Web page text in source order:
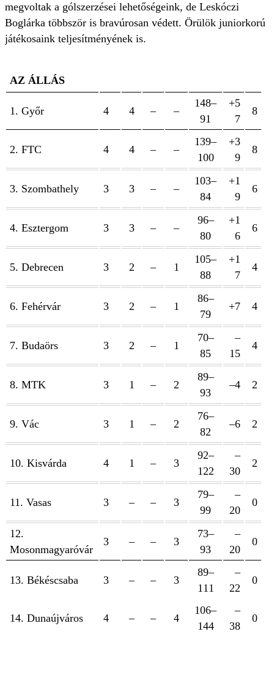
megvoltak a gólszerzései lehetőségeink, de Leskóczi
Boglárka többször is bravúrosan védett. Örülök juniorkorú
játékosaink teljesítményének is.
AZ ÁLLÁS
1. Győr 4 4 – –
148–
91
+5
7
8
2. FTC 4 4 – –
139–
100
+3
9
8
3. Szombathely 3 3 – –
103–
84
+1
9
6
4. Esztergom 3 3 – –
96–
80
+1
6
6
5. Debrecen 3 2 – 1
105–
88
+1
7
4
6. Fehérvár 3 2 – 1
86–
79
+7 4
7. Budaörs 3 2 – 1
70–
85
–
15
4
8. MTK 3 1 – 2
89–
93
–4 2
9. Vác 3 1 – 2
76–
82
–6 2
10. Kisvárda 4 1 – 3
92–
122
–
30
2
11. Vasas 3 – – 3
79–
99
–
20
0
12.
Mosonmagyaróvár
3 – – 3
73–
93
–
20
0
13. Békéscsaba 3 – – 3
89–
111
–
22
0
14. Dunaújváros 4 – – 4
106–
144
–
38
0